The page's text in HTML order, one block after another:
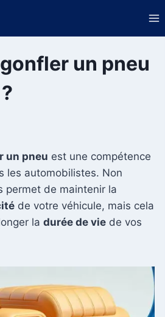
un pneu
un pneu est une compétence
les automobilistes. Non
permet de maintenir la
de votre véhicule, mais cela
la durée de vie de vos